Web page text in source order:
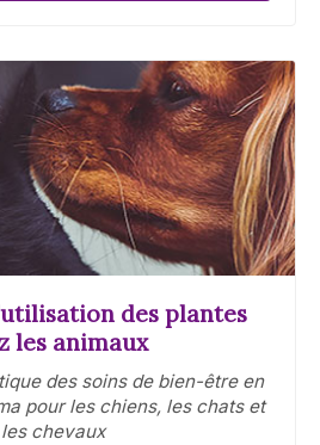
des plantes
les animaux
des soins de bien-être en
pour les chiens, les chats et
les chevaux